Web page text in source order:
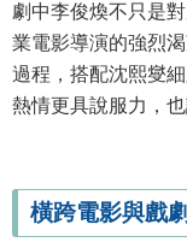
劇中李俊煥不只是
業電影導演的強烈
過程，搭配沈熙燮
熱情更具說服力，
橫跨電影與戲